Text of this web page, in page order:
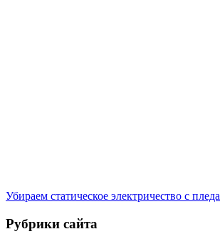
Убираем статическое электричество с пледа
Рубрики сайта